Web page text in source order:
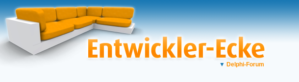
▼ Delphi-Forum